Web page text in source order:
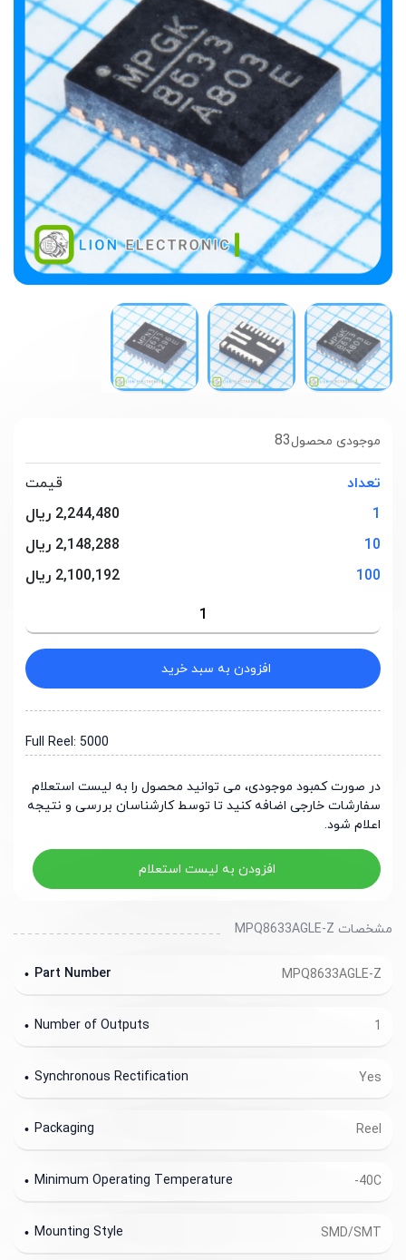
83موجودی محصول
تعداد
قیمت
1
2,244,480 ریال
10
2,148,288 ریال
100
2,100,192 ریال
افزودن به سبد خرید
Full Reel: 5000
در صورت کمبود موجودی، می توانید محصول را به لیست استعلام
سفارشات خارجی اضافه کنید تا توسط کارشناسان بررسی و نتیجه
اعلام شود.
افزودن به لیست استعلام
مشخصات MPQ8633AGLE-Z
MPQ8633AGLE-Z
Part Number
1
Number of Outputs
Yes
Synchronous Rectification
Reel
Packaging
-40C
Minimum Operating Temperature
SMD/SMT
Mounting Style